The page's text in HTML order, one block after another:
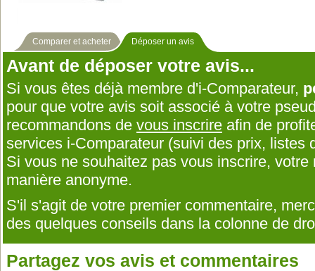
Comparer et acheter Déposer un avis
Avant de déposer votre avis...
Si vous êtes déjà membre d'i-Comparateur,
pour que votre avis soit associé à votre
recommandons de vous inscrire afin de
services i-Comparateur (suivi des prix, listes
Si vous ne souhaitez pas vous inscrire,
manière anonyme.
S'il s'agit de votre premier commentaire,
des quelques conseils dans la colonne de
Partagez vos avis et commentaires